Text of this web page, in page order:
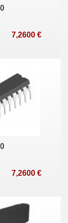
7,2600 €
7,2600 €